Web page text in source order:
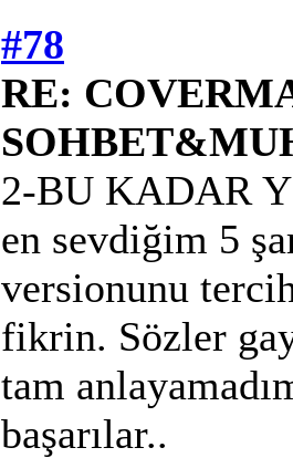
#78
RE:
2-BU KADAR
en sevdiğim 5
versionunu
fikrin. Sözler
tam
başarılar..